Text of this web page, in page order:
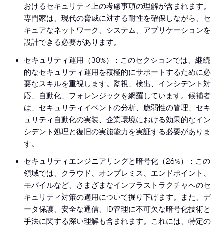
おけるセキュリティ上の考慮事項の理解が含まれます。
専門家は、現代の脅威に対する耐性を確保しながら、セ
キュアなネットワーク、システム、アプリケーションを
設計できる必要があります。
セキュリティ運用（30%）：このセクションでは、継続
的なセキュリティ運用を積極的にサポートするために必
要なスキルを重視します。監視、検出、インシデント対
応、自動化、フォレンジックを網羅しています。候補者
は、セキュリティイベントの分析、脆弱性の管理、セキ
ュリティ自動化の実装、企業環境における効果的なイン
シデント処理と復旧の実施能力を実証する必要がありま
す。
セキュリティエンジニアリングと暗号化（26%）：この
領域では、クラウド、オンプレミス、エンドポイント、
モバイルなど、さまざまなインフラストラクチャへのセ
キュリティ対策の適用について掘り下げます。また、デ
ータ保護、安全な通信、ID管理に不可欠な暗号化技術と
手法に関する深い理解も含まれます。これには、特定の